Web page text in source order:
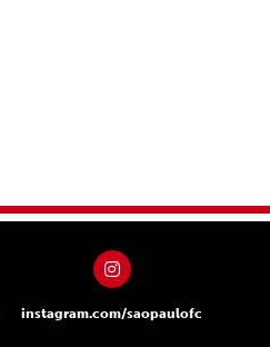
instagram.com/saopaulofc